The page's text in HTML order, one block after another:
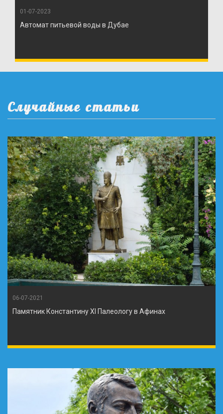
01-07-2023
Автомат питьевой воды в Дубае
Случайные статьи
06-07-2021
Памятник Константину XI Палеологу в Афинах